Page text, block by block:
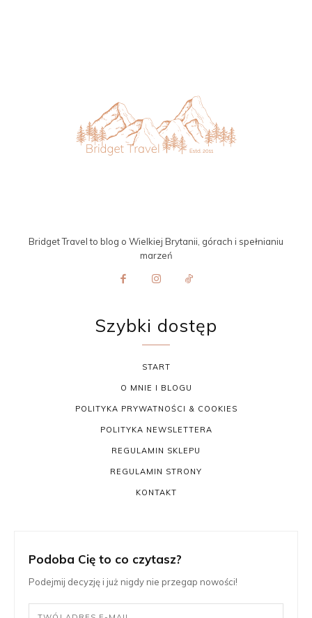
Bridget Travel to blog o Wielkiej Brytanii, górach i spełnianiu
marzeń
Szybki dostęp
START
O MNIE I BLOGU
POLITYKA PRYWATNOŚCI & COOKIES
POLITYKA NEWSLETTERA
REGULAMIN SKLEPU
REGULAMIN STRONY
KONTAKT
Podoba Cię to co czytasz?
Podejmij decyzję i już nigdy nie przegap nowości!